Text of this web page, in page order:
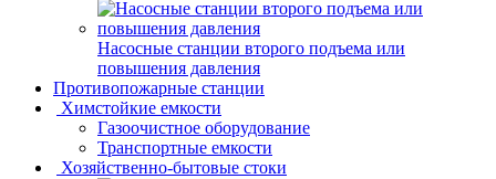
Насосные cтанции второго подъема или
повышения давления
Противопожарные станции
Химстойкие емкости
Газоочистное оборудование
Транспортные емкости
Хозяйственно-бытовые стоки